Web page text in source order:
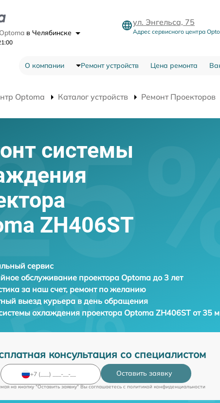
в Челябинске
ул. Энгельса, 75
Адрес сервисного центра
О компании Ремонт устройств Цена ремонта
Optoma Каталог устройств Ремонт Проекторов
системы
ZH406ST
сервис
обслуживание проектора Optoma до 3 лет
за наш счет, ремонт по желанию
выезд курьера в день обращения
охлаждения проектора Optoma ZH406ST от 35
консультация со специалистом
Оставить заявку
на кнопку "Оставить заявку" Вы соглашаетесь c политикой конфиденциальности